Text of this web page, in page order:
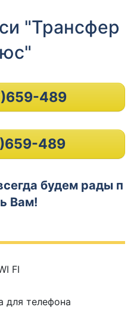
"Трансфер
489
489
будем рады п
Вам!